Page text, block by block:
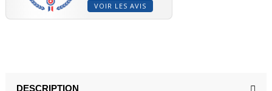
VOIR LES AVIS
DESCRIPTION